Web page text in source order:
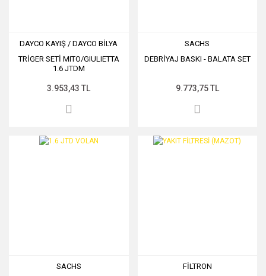
DAYCO KAYIŞ / DAYCO BİLYA
TRİGER SETİ MITO/GIULIETTA
1.6 JTDM
3.953,43 TL
SACHS
DEBRİYAJ BASKI - BALATA SET
9.773,75 TL
SACHS
FİLTRON